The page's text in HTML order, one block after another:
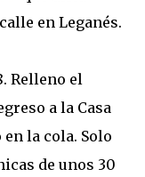
en Leganés.
Relleno el
a la Casa
la cola. Solo
de unos 30